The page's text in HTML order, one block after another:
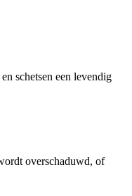
schetsen een levendig
overschaduwd, of